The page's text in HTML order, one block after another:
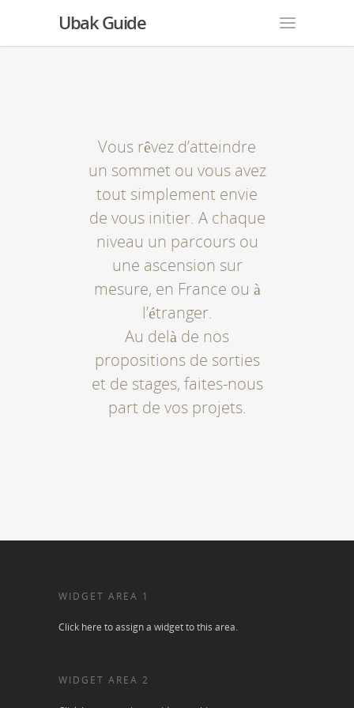
Ubak Guide
Vous rêvez d’atteindre
un sommet ou vous avez
tout simplement envie
de vous initier. A chaque
niveau un parcours ou
une ascension sur
mesure, en France ou à
l’étranger.
Au delà de nos
propositions de sorties
et de stages, faites-nous
part de vos projets.
WIDGET AREA 1
Click here to assign a widget to this area.
WIDGET AREA 2